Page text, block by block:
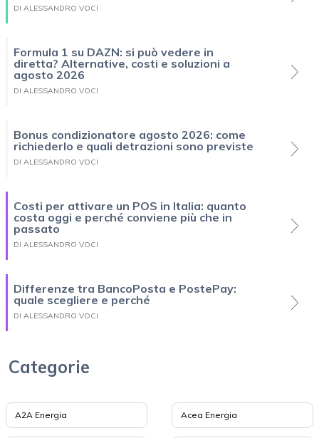
DI ALESSANDRO VOCI
Formula 1 su DAZN: si può vedere in
diretta? Alternative, costi e soluzioni a
agosto 2026
DI ALESSANDRO VOCI
Bonus condizionatore agosto 2026: come
richiederlo e quali detrazioni sono previste
DI ALESSANDRO VOCI
Costi per attivare un POS in Italia: quanto
costa oggi e perché conviene più che in
passato
DI ALESSANDRO VOCI
Differenze tra BancoPosta e PostePay:
quale scegliere e perché
DI ALESSANDRO VOCI
Categorie
A2A Energia Acea Energia